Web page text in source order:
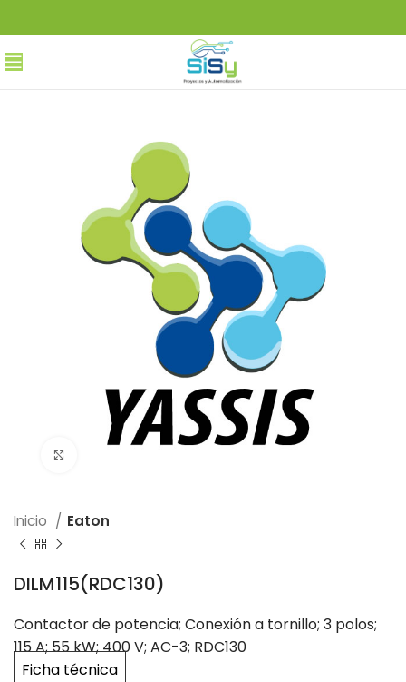
Inicio Eaton
DILM115(RDC130)
Contactor de potencia; Conexión a tornillo; 3 polos;
115 A; 55 kW; 400 V; AC-3; RDC130
Ficha técnica